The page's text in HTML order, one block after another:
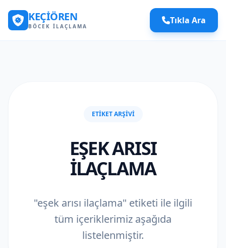
KEÇIÖREN
BÖCEK İLAÇLAMA
Tıkla Ara
ETIKET ARŞIVI
EŞEK ARISI
ILAÇLAMA
"eşek arısı ilaçlama" etiketi ile ilgili
tüm içeriklerimiz aşağıda
listelenmiştir.